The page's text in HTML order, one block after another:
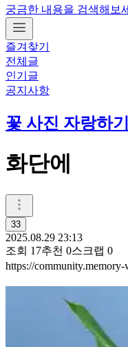
궁금한 내용을 검색해보
즐겨찾기
전체글
인기글
공지사항
꽃 사진 자랑하기
화단에
33
2025.08.29 23:13
조회 17추천 0스크랩 0
https://